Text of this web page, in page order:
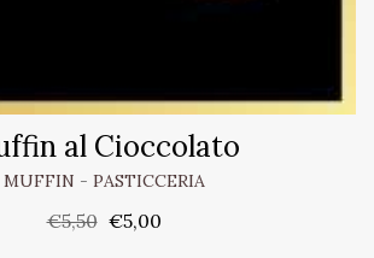
al Cioccolato
MUFFIN - PASTICCERIA
€5,50 €5,00